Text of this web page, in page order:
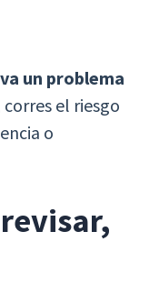
un problema
corres el riesgo
o